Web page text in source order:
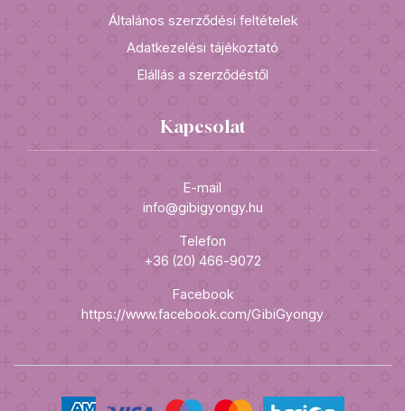
Általános szerződési feltételek
Adatkezelési tájékoztató
Elállás a szerződéstől
Kapcsolat
E-mail
info@gibigyongy.hu
Telefon
+36 (20) 466-9072
Facebook
https://www.facebook.com/GibiGyongy